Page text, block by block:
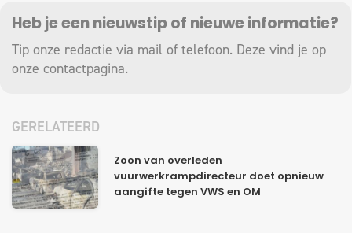
Heb je een nieuwstip of nieuwe informatie?
Tip onze redactie via mail of telefoon. Deze vind je op
onze contactpagina.
GERELATEERD
Zoon van overleden
vuurwerkrampdirecteur doet opnieuw
aangifte tegen VWS en OM